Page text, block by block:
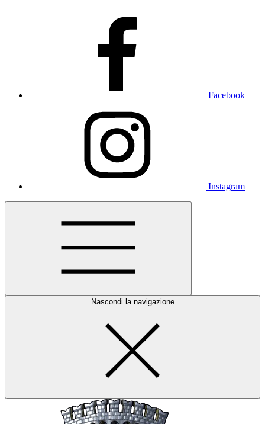
Facebook
Instagram
Nascondi la navigazione